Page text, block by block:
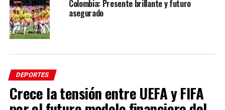
Villa el MEJOR de los Colombianos en el Superclásico
Colombia: Presente brillante y futuro
asegurado
DEPORTES
Crece la tensión entre UEFA y FIFA